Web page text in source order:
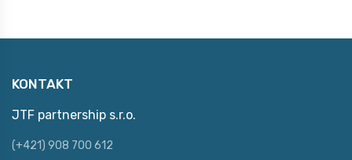
KONTAKT
JTF partnership s.r.o.
(+421) 908 700 612